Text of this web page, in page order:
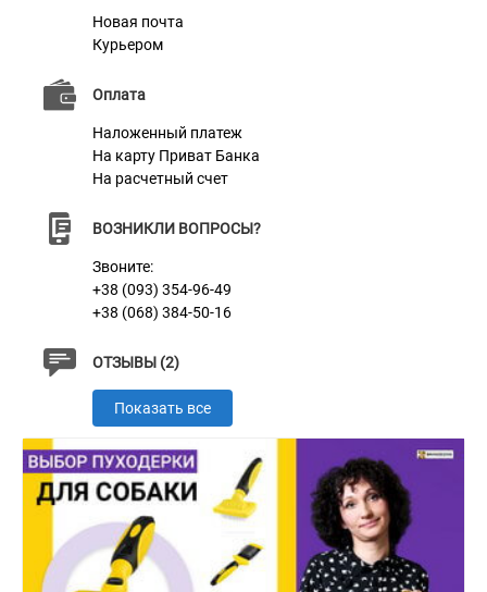
Новая почта
Курьером
Оплата
Наложенный платеж
На карту Приват Банка
На расчетный счет
ВОЗНИКЛИ ВОПРОСЫ?
Звоните:
+38 (093) 354-96-49
+38 (068) 384-50-16
ОТЗЫВЫ (2)
Показать все
Материал Пластик + Нержавеющая сталь
Цвет